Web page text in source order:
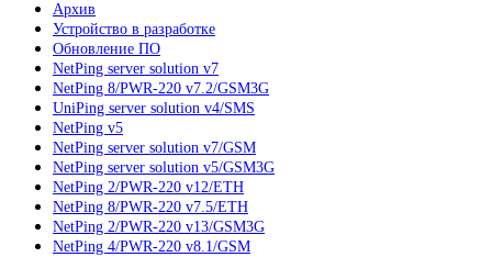
Архив
Устройство в разработке
Обновление ПО
NetPing server solution v7
NetPing 8/PWR-220 v7.2/GSM3G
UniPing server solution v4/SMS
NetPing v5
NetPing server solution v7/GSM
NetPing server solution v5/GSM3G
NetPing 2/PWR-220 v12/ETH
NetPing 8/PWR-220 v7.5/ETH
NetPing 2/PWR-220 v13/GSM3G
NetPing 4/PWR-220 v8.1/GSM